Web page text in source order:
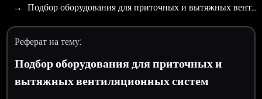
Подбор оборудования для приточных и вытяжных вент…
Реферат на тему:
Подбор оборудования для приточных и
вытяжных вентиляционных систем